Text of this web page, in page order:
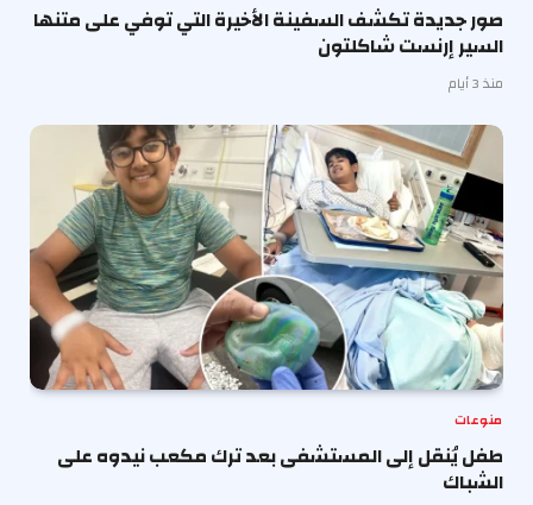
صور جديدة تكشف السفينة الأخيرة التي توفي على متنها
السير إرنست شاكلتون
منذ 3 أيام
منوعات
طفل يُنقل إلى المستشفى بعد ترك مكعب نيدوه على
الشباك